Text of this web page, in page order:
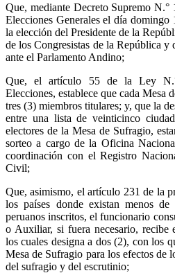
Que, mediante Decreto Supremo
Elecciones Generales el día domingo
la elección del Presidente de la
de los Congresistas de la República y
ante el Parlamento Andino;
Que, el artículo 55 de la Ley
Elecciones, establece que cada Mesa
tres (3) miembros titulares; y, que la
entre una lista de veinticinco
electores de la Mesa de Sufragio,
sorteo a cargo de la Oficina
coordinación con el Registro
Civil;
Que, asimismo, el artículo 231 de la
los países donde existan menos de
peruanos inscritos, el funcionario
o Auxiliar, si fuera necesario, recibe
los cuales designa a dos (2), con los
Mesa de Sufragio para los efectos de
del sufragio y del escrutinio;